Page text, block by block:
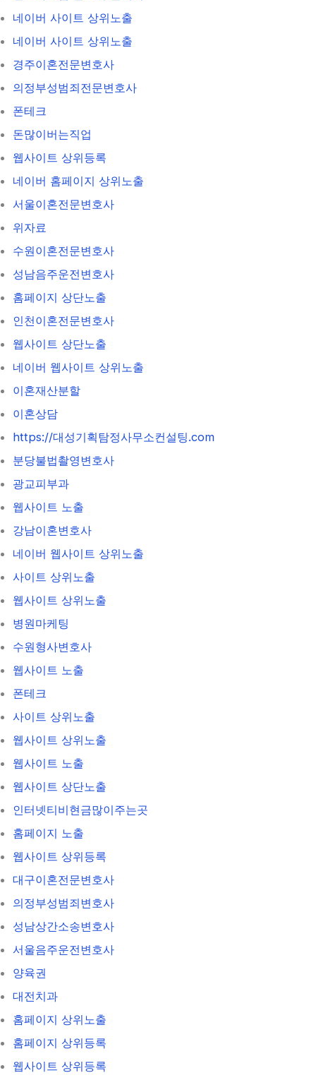
네이버 사이트 상위노출
네이버 사이트 상위노출
경주이혼전문변호사
의정부성범죄전문변호사
폰테크
돈많이버는직업
웹사이트 상위등록
네이버 홈페이지 상위노출
서울이혼전문변호사
위자료
수원이혼전문변호사
성남음주운전변호사
홈페이지 상단노출
인천이혼전문변호사
웹사이트 상단노출
네이버 웹사이트 상위노출
이혼재산분할
이혼상담
https://대성기획탐정사무소컨설팅.com
분당불법촬영변호사
광교피부과
웹사이트 노출
강남이혼변호사
네이버 웹사이트 상위노출
사이트 상위노출
웹사이트 상위노출
병원마케팅
수원형사변호사
웹사이트 노출
폰테크
사이트 상위노출
웹사이트 상위노출
웹사이트 노출
웹사이트 상단노출
인터넷티비현금많이주는곳
홈페이지 노출
웹사이트 상위등록
대구이혼전문변호사
의정부성범죄변호사
성남상간소송변호사
서울음주운전변호사
양육권
대전치과
홈페이지 상위노출
홈페이지 상위등록
웹사이트 상위등록